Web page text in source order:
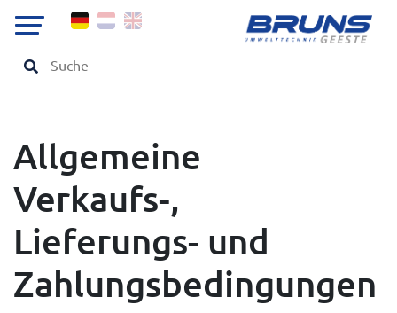
Allgemeine
Verkaufs-,
Lieferungs- und
Zahlungsbedingungen